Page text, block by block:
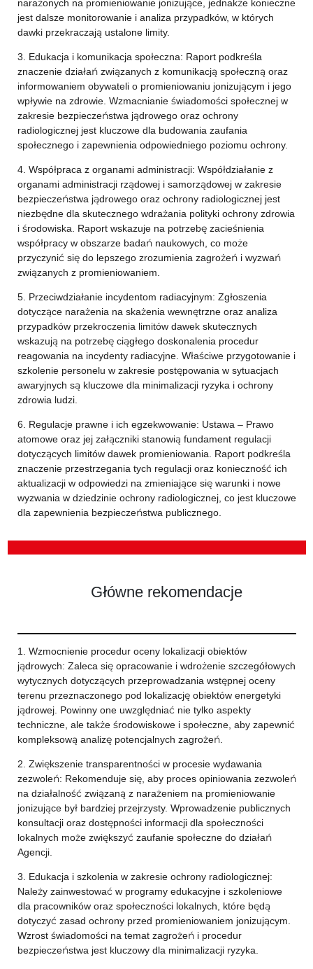
narażonych na promieniowanie jonizujące, jednakże konieczne
jest dalsze monitorowanie i analiza przypadków, w których
dawki przekraczają ustalone limity.
3. Edukacja i komunikacja społeczna: Raport podkreśla
znaczenie działań związanych z komunikacją społeczną oraz
informowaniem obywateli o promieniowaniu jonizującym i jego
wpływie na zdrowie. Wzmacnianie świadomości społecznej w
zakresie bezpieczeństwa jądrowego oraz ochrony
radiologicznej jest kluczowe dla budowania zaufania
społecznego i zapewnienia odpowiedniego poziomu ochrony.
4. Współpraca z organami administracji: Współdziałanie z
organami administracji rządowej i samorządowej w zakresie
bezpieczeństwa jądrowego oraz ochrony radiologicznej jest
niezbędne dla skutecznego wdrażania polityki ochrony zdrowia
i środowiska. Raport wskazuje na potrzebę zacieśnienia
współpracy w obszarze badań naukowych, co może
przyczynić się do lepszego zrozumienia zagrożeń i wyzwań
związanych z promieniowaniem.
5. Przeciwdziałanie incydentom radiacyjnym: Zgłoszenia
dotyczące narażenia na skażenia wewnętrzne oraz analiza
przypadków przekroczenia limitów dawek skutecznych
wskazują na potrzebę ciągłego doskonalenia procedur
reagowania na incydenty radiacyjne. Właściwe przygotowanie i
szkolenie personelu w zakresie postępowania w sytuacjach
awaryjnych są kluczowe dla minimalizacji ryzyka i ochrony
zdrowia ludzi.
6. Regulacje prawne i ich egzekwowanie: Ustawa – Prawo
atomowe oraz jej załączniki stanowią fundament regulacji
dotyczących limitów dawek promieniowania. Raport podkreśla
znaczenie przestrzegania tych regulacji oraz konieczność ich
aktualizacji w odpowiedzi na zmieniające się warunki i nowe
wyzwania w dziedzinie ochrony radiologicznej, co jest kluczowe
dla zapewnienia bezpieczeństwa publicznego.
Główne rekomendacje
1. Wzmocnienie procedur oceny lokalizacji obiektów
jądrowych: Zaleca się opracowanie i wdrożenie szczegółowych
wytycznych dotyczących przeprowadzania wstępnej oceny
terenu przeznaczonego pod lokalizację obiektów energetyki
jądrowej. Powinny one uwzględniać nie tylko aspekty
techniczne, ale także środowiskowe i społeczne, aby zapewnić
kompleksową analizę potencjalnych zagrożeń.
2. Zwiększenie transparentności w procesie wydawania
zezwoleń: Rekomenduje się, aby proces opiniowania zezwoleń
na działalność związaną z narażeniem na promieniowanie
jonizujące był bardziej przejrzysty. Wprowadzenie publicznych
konsultacji oraz dostępności informacji dla społeczności
lokalnych może zwiększyć zaufanie społeczne do działań
Agencji.
3. Edukacja i szkolenia w zakresie ochrony radiologicznej:
Należy zainwestować w programy edukacyjne i szkoleniowe
dla pracowników oraz społeczności lokalnych, które będą
dotyczyć zasad ochrony przed promieniowaniem jonizującym.
Wzrost świadomości na temat zagrożeń i procedur
bezpieczeństwa jest kluczowy dla minimalizacji ryzyka.